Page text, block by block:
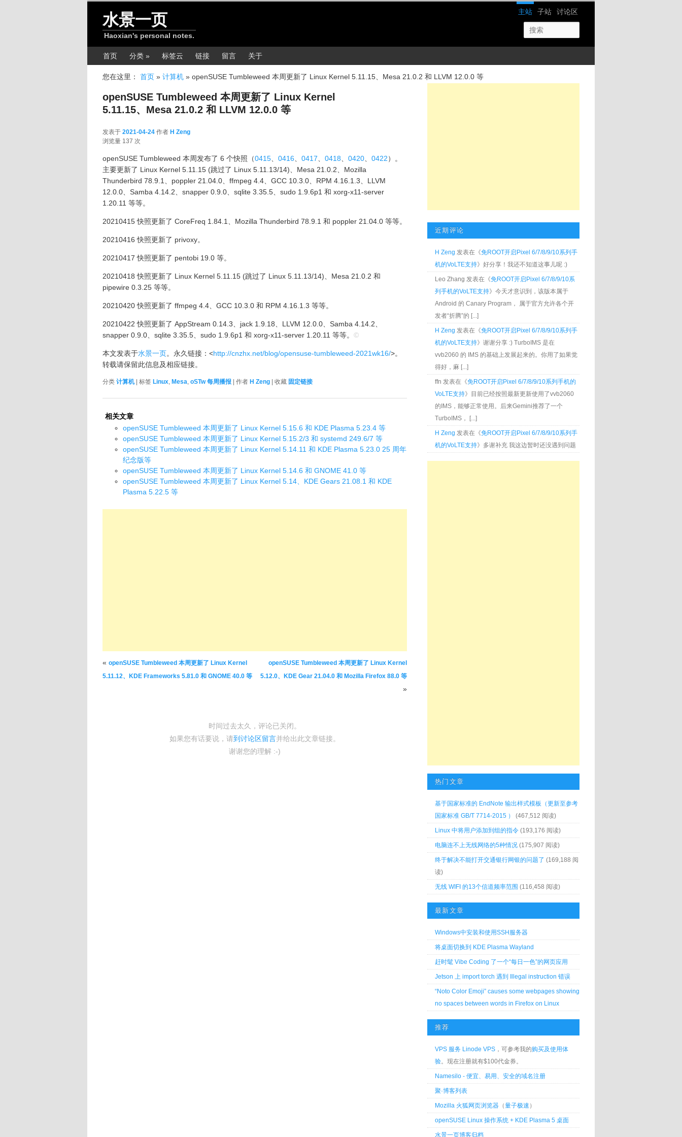
网站导航
主站 子站 讨论区
水景一页
Haoxian's personal notes.
主菜单首页 分类 » 标签云 链接 留言 关于
您在这里： 首页 » 计算机 » openSUSE Tumbleweed 本周更新了 Linux Kernel 5.11.15、Mesa 21.0.2 和 LLVM 12.0.0 等
openSUSE Tumbleweed 本周更新了 Linux Kernel
5.11.15、Mesa 21.0.2 和 LLVM 12.0.0 等
发表于 2021-04-24 作者 H Zeng
浏览量 137 次
openSUSE Tumbleweed 本周发布了 6 个快照（0415、 0416、 0417、 0418、 0420、 0422）。
主要更新了 Linux Kernel 5.11.15 (跳过了 Linux 5.11.13/14)、Mesa 21.0.2、Mozilla
Thunderbird 78.9.1、poppler 21.04.0、ffmpeg 4.4、GCC 10.3.0、RPM 4.16.1.3、LLVM
12.0.0、Samba 4.14.2、snapper 0.9.0、sqlite 3.35.5、sudo 1.9.6p1 和 xorg-x11-server
1.20.11 等等。
20210415 快照更新了 CoreFreq 1.84.1、Mozilla Thunderbird 78.9.1 和 poppler 21.04.0 等等。
20210416 快照更新了 privoxy。
20210417 快照更新了 pentobi 19.0 等。
20210418 快照更新了 Linux Kernel 5.11.15 (跳过了 Linux 5.11.13/14)、Mesa 21.0.2 和
pipewire 0.3.25 等等。
20210420 快照更新了 ffmpeg 4.4、GCC 10.3.0 和 RPM 4.16.1.3 等等。
20210422 快照更新了 AppStream 0.14.3、jack 1.9.18、LLVM 12.0.0、Samba 4.14.2、
snapper 0.9.0、sqlite 3.35.5、sudo 1.9.6p1 和 xorg-x11-server 1.20.11 等等。 ©
本文发表于水景一页。永久链接：<http://cnzhx.net/blog/opensuse-tumbleweed-2021wk16/>。
转载请保留此信息及相应链接。
分类 计算机| 标签 Linux, Mesa, oSTw 每周播报 | 作者 H Zeng | 收藏 固定链接
相关文章
openSUSE Tumbleweed 本周更新了 Linux Kernel 5.15.6 和 KDE Plasma 5.23.4 等
openSUSE Tumbleweed 本周更新了 Linux Kernel 5.15.2/3 和 systemd 249.6/7 等
openSUSE Tumbleweed 本周更新了 Linux Kernel 5.14.11 和 KDE Plasma 5.23.0 25 周年
纪念版等
openSUSE Tumbleweed 本周更新了 Linux Kernel 5.14.6 和 GNOME 41.0 等
openSUSE Tumbleweed 本周更新了 Linux Kernel 5.14、KDE Gears 21.08.1 和 KDE
Plasma 5.22.5 等
文章导航
« openSUSE Tumbleweed 本周更新了 Linux Kernel
5.11.12、KDE Frameworks 5.81.0 和 GNOME 40.0 等
openSUSE Tumbleweed 本周更新了 Linux Kernel
5.12.0、KDE Gear 21.04.0 和 Mozilla Firefox 88.0 等
»
时间过去太久，评论已关闭。
如果您有话要说，请到讨论区留言并给出此文章链接。
谢谢您的理解 :-)
近期评论
H Zeng 发表在《免ROOT开启Pixel 6/7/8/9/10系列手
机的VoLTE支持》好分享！我还不知道这事儿呢 :)
Leo Zhang 发表在《免ROOT开启Pixel 6/7/8/9/10系
列手机的VoLTE支持》今天才意识到，该版本属于
Android 的 Canary Program， 属于官方允许各个开
发者“折腾”的 [...]
H Zeng 发表在《免ROOT开启Pixel 6/7/8/9/10系列手
机的VoLTE支持》谢谢分享 :) TurboIMS 是在
vvb2060 的 IMS 的基础上发展起来的。你用了如果觉
得好，麻 [...]
ffn 发表在《免ROOT开启Pixel 6/7/8/9/10系列手机的
VoLTE支持》目前已经按照最新更新使用了vvb2060
的IMS，能够正常使用。后来Gemini推荐了一个
TurboIMS， [...]
H Zeng 发表在《免ROOT开启Pixel 6/7/8/9/10系列手
机的VoLTE支持》多谢补充 我这边暂时还没遇到问题
热门文章
基于国家标准的 EndNote 输出样式模板（更新至参考
国家标准 GB/T 7714-2015 ）
(467,512 阅读)
Linux 中将用户添加到组的指令 (193,176 阅读)
电脑连不上无线网络的5种情况 (175,907 阅读)
终于解决不能打开交通银行网银的问题了 (169,188 阅
读)
无线 WIFI 的13个信道频率范围 (116,458 阅读)
最新文章
Windows中安装和使用SSH服务器
将桌面切换到 KDE Plasma Wayland
赶时髦 Vibe Coding 了一个“每日一色”的网页应用
Jetson 上 import torch 遇到 Illegal instruction 错误
“Noto Color Emoji” causes some webpages showing
no spaces between words in Firefox on Linux
推荐
VPS 服务 Linode VPS ，可参考我的购买及使用体
验。现在注册就有$100代金券。
Namesilo - 便宜、易用、安全的域名注册
聚·博客列表
Mozilla 火狐网页浏览器 （量子极速 ）
openSUSE Linux 操作系统 + KDE Plasma 5 桌面
水景一页博客归档